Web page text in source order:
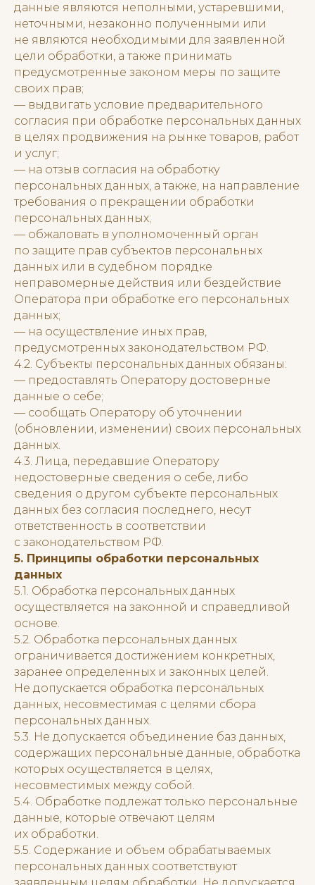
данные являются неполными, устаревшими,
неточными, незаконно полученными или
не являются необходимыми для заявленной
цели обработки, а также принимать
предусмотренные законом меры по защите
своих прав;
— выдвигать условие предварительного
согласия при обработке персональных данных
в целях продвижения на рынке товаров, работ
и услуг;
— на отзыв согласия на обработку
персональных данных, а также, на направление
требования о прекращении обработки
персональных данных;
— обжаловать в уполномоченный орган
по защите прав субъектов персональных
данных или в судебном порядке
неправомерные действия или бездействие
Оператора при обработке его персональных
данных;
— на осуществление иных прав,
предусмотренных законодательством РФ.
4.2. Субъекты персональных данных обязаны:
— предоставлять Оператору достоверные
данные о себе;
— сообщать Оператору об уточнении
(обновлении, изменении) своих персональных
данных.
4.3. Лица, передавшие Оператору
недостоверные сведения о себе, либо
сведения о другом субъекте персональных
данных без согласия последнего, несут
ответственность в соответствии
с законодательством РФ.
5. Принципы обработки персональных
данных
5.1. Обработка персональных данных
осуществляется на законной и справедливой
основе.
5.2. Обработка персональных данных
ограничивается достижением конкретных,
заранее определенных и законных целей.
Не допускается обработка персональных
данных, несовместимая с целями сбора
персональных данных.
5.3. Не допускается объединение баз данных,
содержащих персональные данные, обработка
которых осуществляется в целях,
несовместимых между собой.
5.4. Обработке подлежат только персональные
данные, которые отвечают целям
их обработки.
5.5. Содержание и объем обрабатываемых
персональных данных соответствуют